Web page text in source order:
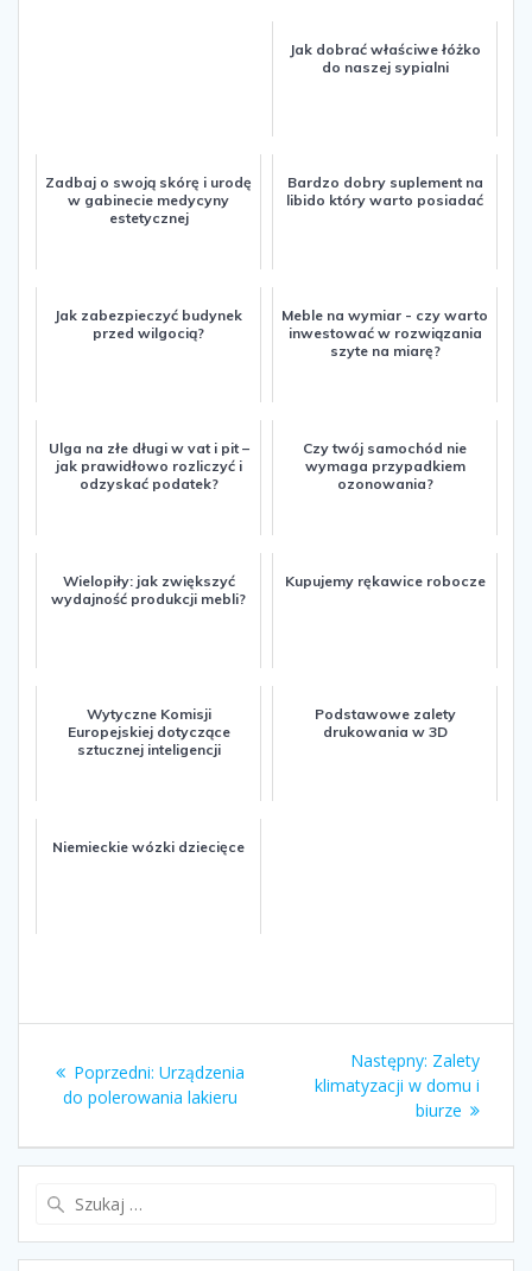
Jak dobrać właściwe łóżko
do naszej sypialni
Zadbaj o swoją skórę i urodę
w gabinecie medycyny
estetycznej
Bardzo dobry suplement na
libido który warto posiadać
Jak zabezpieczyć budynek
przed wilgocią?
Meble na wymiar - czy warto
inwestować w rozwiązania
szyte na miarę?
Ulga na złe długi w vat i pit –
jak prawidłowo rozliczyć i
odzyskać podatek?
Czy twój samochód nie
wymaga przypadkiem
ozonowania?
Wielopiły: jak zwiększyć
wydajność produkcji mebli?
Kupujemy rękawice robocze
Wytyczne Komisji
Europejskiej dotyczące
sztucznej inteligencji
Podstawowe zalety
drukowania w 3D
Niemieckie wózki dziecięce
wpisu
Poprzedni: Poprzedni
wpis:
Urządzenia
do polerowania lakieru
Następny: Następny
wpis:
Zalety
klimatyzacji w domu i
biurze